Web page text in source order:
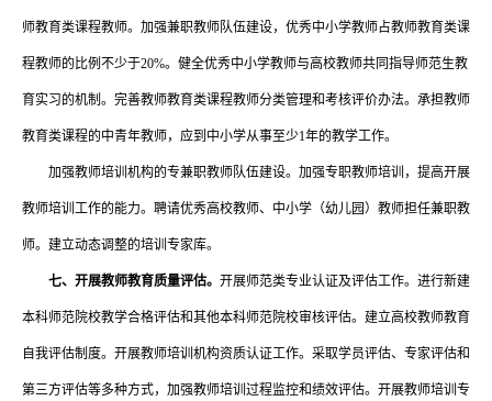
师教育类课程教师。加强兼职教师队伍建设，优秀中小学教师占教师教育类课
程教师的比例不少于20%。健全优秀中小学教师与高校教师共同指导师范生教
育实习的机制。完善教师教育类课程教师分类管理和考核评价办法。承担教师
教育类课程的中青年教师，应到中小学从事至少1年的教学工作。
加强教师培训机构的专兼职教师队伍建设。加强专职教师培训，提高开展
教师培训工作的能力。聘请优秀高校教师、中小学（幼儿园）教师担任兼职教
师。建立动态调整的培训专家库。
七、开展教师教育质量评估。 开展师范类专业认证及评估工作。进行新建
本科师范院校教学合格评估和其他本科师范院校审核评估。建立高校教师教育
自我评估制度。开展教师培训机构资质认证工作。采取学员评估、专家评估和
第三方评估等多种方式，加强教师培训过程监控和绩效评估。开展教师培训专